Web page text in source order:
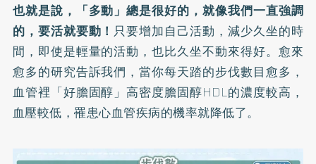
也就是說，「多動」總是很好的，就像我們一直強調
的，要活就要動！ 只要增加自己活動，減少久坐的時
間，即使是輕量的活動，也比久坐不動來得好。愈來
愈多的研究告訴我們，當你每天踏的步伐數目愈多，
血管裡「好膽固醇」高密度膽固醇HDL的濃度較高，
血壓較低，罹患心血管疾病的機率就降低了。